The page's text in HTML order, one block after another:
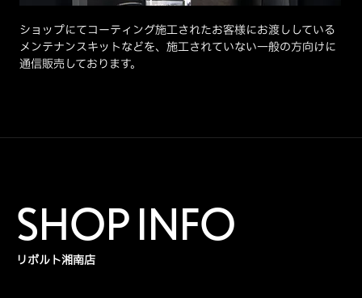
ショップにてコーティング施工されたお客様にお渡ししている
メンテナンスキットなどを、施工されていない一般の方向けに
通信販売しております。
SHOP INFO
リボルト湘南店